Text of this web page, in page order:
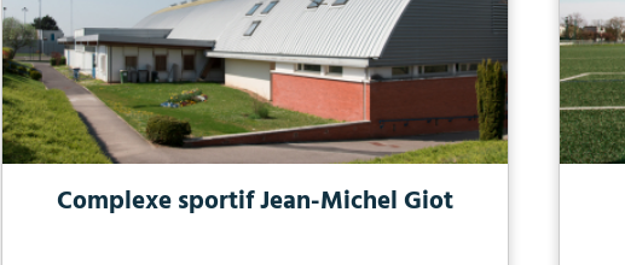
Complexe sportif Jean-Michel Giot